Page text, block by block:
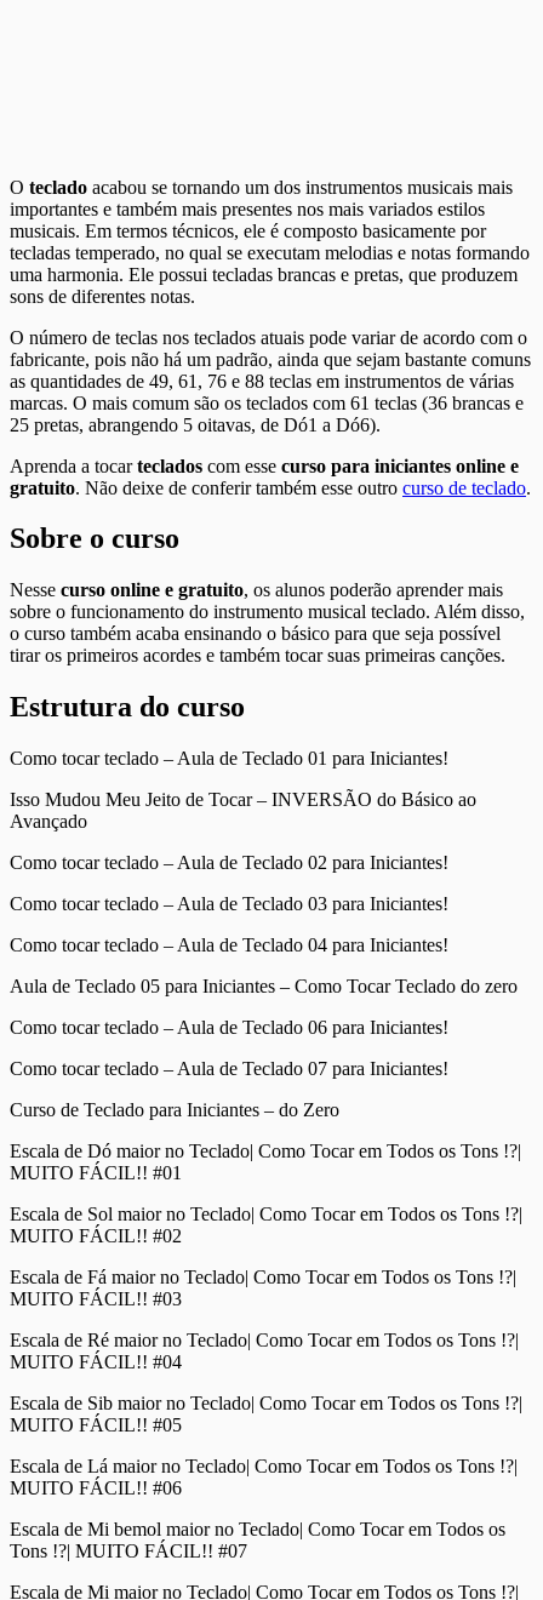
O teclado acabou se tornando um dos instrumentos musicais mais
importantes e também mais presentes nos mais variados estilos
musicais. Em termos técnicos, ele é composto basicamente por
tecladas temperado, no qual se executam melodias e notas formando
uma harmonia. Ele possui tecladas brancas e pretas, que produzem
sons de diferentes notas.
O número de teclas nos teclados atuais pode variar de acordo com o
fabricante, pois não há um padrão, ainda que sejam bastante comuns
as quantidades de 49, 61, 76 e 88 teclas em instrumentos de várias
marcas. O mais comum são os teclados com 61 teclas (36 brancas e
25 pretas, abrangendo 5 oitavas, de Dó1 a Dó6).
Aprenda a tocarteclados com esse curso para iniciantes online e
gratuito. Não deixe de conferir também esse outro curso de teclado.
Sobre o curso
Nesse curso online e gratuito, os alunos poderão aprender mais
sobre o funcionamento do instrumento musical teclado. Além disso,
o curso também acaba ensinando o básico para que seja possível
tirar os primeiros acordes e também tocar suas primeiras canções.
Estrutura do curso
Como tocar teclado – Aula de Teclado 01 para Iniciantes!
Isso Mudou Meu Jeito de Tocar – INVERSÃO do Básico ao
Avançado
Como tocar teclado – Aula de Teclado 02 para Iniciantes!
Como tocar teclado – Aula de Teclado 03 para Iniciantes!
Como tocar teclado – Aula de Teclado 04 para Iniciantes!
Aula de Teclado 05 para Iniciantes – Como Tocar Teclado do zero
Como tocar teclado – Aula de Teclado 06 para Iniciantes!
Como tocar teclado – Aula de Teclado 07 para Iniciantes!
Curso de Teclado para Iniciantes – do Zero
Escala de Dó maior no Teclado| Como Tocar em Todos os Tons !?|
MUITO FÁCIL!! #01
Escala de Sol maior no Teclado| Como Tocar em Todos os Tons !?|
MUITO FÁCIL!! #02
Escala de Fá maior no Teclado| Como Tocar em Todos os Tons !?|
MUITO FÁCIL!! #03
Escala de Ré maior no Teclado| Como Tocar em Todos os Tons !?|
MUITO FÁCIL!! #04
Escala de Sib maior no Teclado| Como Tocar em Todos os Tons !?|
MUITO FÁCIL!! #05
Escala de Lá maior no Teclado| Como Tocar em Todos os Tons !?|
MUITO FÁCIL!! #06
Escala de Mi bemol maior no Teclado| Como Tocar em Todos os
Tons !?| MUITO FÁCIL!! #07
Escala de Mi maior no Teclado| Como Tocar em Todos os Tons !?|